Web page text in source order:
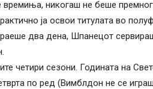
времиња, никогаш не беше
ја освои титулата во
два дена, Шпанецот
четири сезони. Годината на
по ред (Вимблдон не се